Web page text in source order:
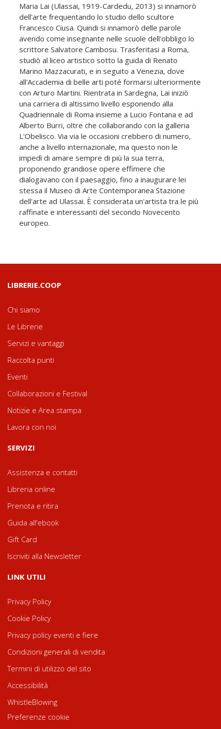
Maria Lai (Ulassai, 1919-Cardedu, 2013) si innamorò
dell'arte frequentando lo studio dello scultore
Francesco Ciusa. Quindi si innamorò delle parole
avendo come insegnante nelle scuole dell'obbligo lo
scrittore Salvatore Cambosu. Trasferitasi a Roma,
studiò al liceo artistico sotto la guida di Renato
Marino Mazzacurati, e in seguito a Venezia, dove
all'Accademia di belle arti poté formarsi ulteriormente
con Arturo Martini. Rientrata in Sardegna, Lai iniziò
una carriera di altissimo livello esponendo alla
Quadriennale di Roma insieme a Lucio Fontana e ad
Alberto Burri, oltre che collaborando con la galleria
L'Obelisco. Via via le occasioni crebbero di numero,
anche a livello internazionale, ma questo non le
impedì di amare sempre di più la sua terra,
proponendo grandiose opere effimere che
dialogavano con il paesaggio, fino a inaugurare lei
stessa il Museo di Arte Contemporanea Stazione
dell'arte ad Ulassai. È considerata un'artista tra le più
raffinate e interessanti del secondo Novecento
europeo.
LIBRERIE.COOP
Chi siamo
Le Librerie
Servizi e vantaggi
Raccolta punti
Eventi
Collaborazioni e Festival
Notizie e Area stampa
Lavora con noi
SERVIZI
Assistenza e contatti
Libreria online
Prenota e ritira
Guida all'ebook
Gift Card
Iscriviti alla Newsletter
LINK UTILI
Privacy Policy
Cookie Policy
Privacy policy eventi e fiere
Condizioni generali di vendita
Termini di utilizzo del sito
Accessibilità
WhistleBlowing
Preferenze cookie